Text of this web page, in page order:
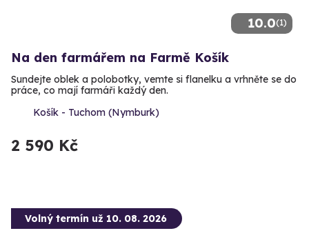
10.0(1)
Na den farmářem na Farmě Košík
Sundejte oblek a polobotky, vemte si flanelku a vrhněte se do
práce, co mají farmáři každý den.
Košík - Tuchom (Nymburk)
2 590 Kč
Volný termín už 10. 08. 2026